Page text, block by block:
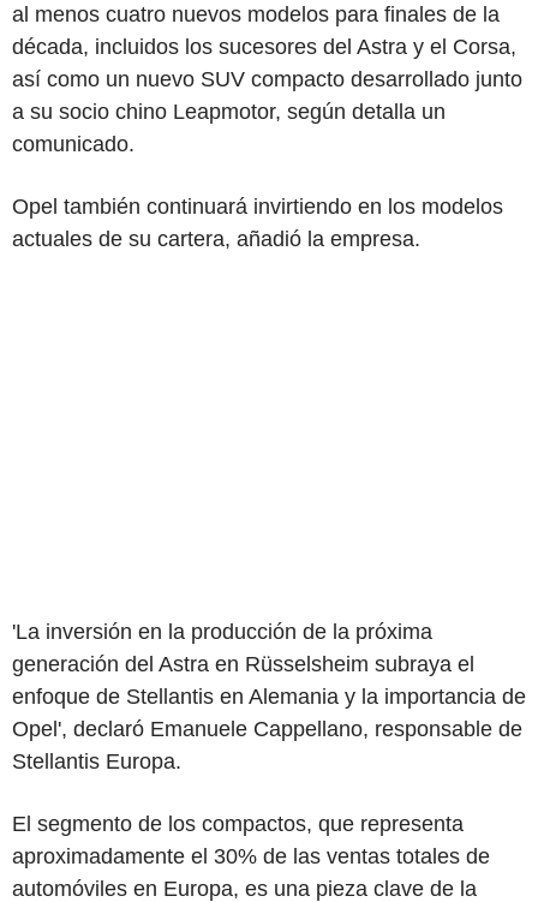
al menos cuatro nuevos modelos para finales de la
década, incluidos los sucesores del Astra y el Corsa,
así como un nuevo SUV compacto desarrollado junto
a su socio chino Leapmotor, según detalla un
comunicado.
Opel también continuará invirtiendo en los modelos
actuales de su cartera, añadió la empresa.
'La inversión en la producción de la próxima
generación del Astra en Rüsselsheim subraya el
enfoque de Stellantis en Alemania y la importancia de
Opel', declaró Emanuele Cappellano, responsable de
Stellantis Europa.
El segmento de los compactos, que representa
aproximadamente el 30% de las ventas totales de
automóviles en Europa, es una pieza clave de la